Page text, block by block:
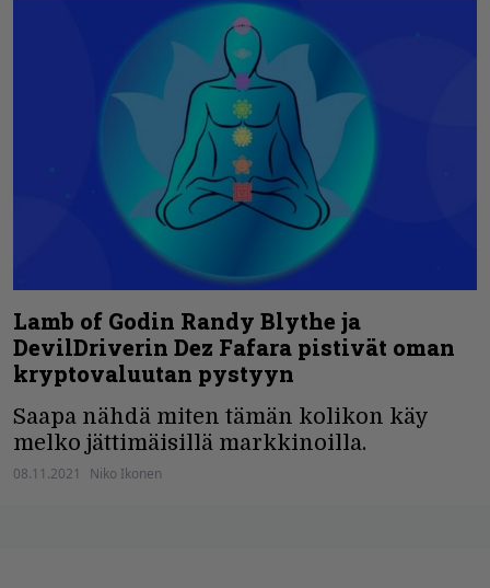
Lamb of Godin Randy Blythe ja
DevilDriverin Dez Fafara pistivät oman
kryptovaluutan pystyyn
Saapa nähdä miten tämän kolikon käy
melko jättimäisillä markkinoilla.
08.11.2021 Niko Ikonen